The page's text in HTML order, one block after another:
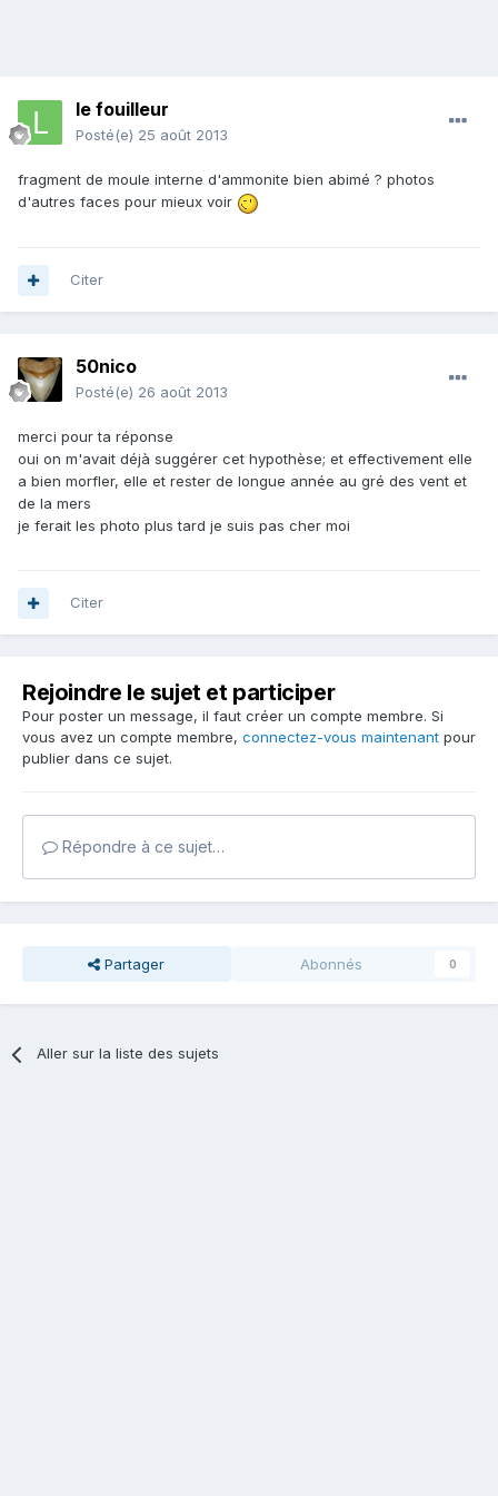
le fouilleur
Posté(e) 25 août 2013
fragment de moule interne d'ammonite bien abimé ? photos
d'autres faces pour mieux voir
Citer
50nico
Posté(e) 26 août 2013
merci pour ta réponse
oui on m'avait déjà suggérer cet hypothèse; et effectivement elle
a bien morfler, elle et rester de longue année au gré des vent et
de la mers
je ferait les photo plus tard je suis pas cher moi
Citer
Rejoindre le sujet et participer
Pour poster un message, il faut créer un compte membre. Si
vous avez un compte membre, connectez-vous maintenant pour
publier dans ce sujet.
Répondre à ce sujet…
Partager Abonnés 0
Aller sur la liste des sujets